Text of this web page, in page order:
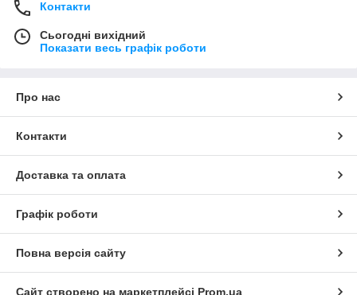
Контакти
Сьогодні вихідний
Показати весь графік роботи
Про нас
Контакти
Доставка та оплата
Графік роботи
Повна версія сайту
Сайт створено на маркетплейсі Prom.ua